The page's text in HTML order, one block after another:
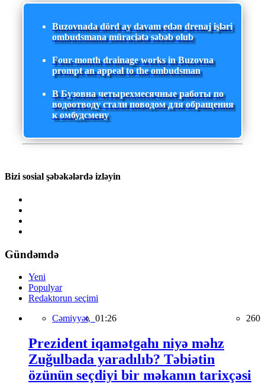
Buzovnada dörd ay davam edən drenaj işləri
ombudsmana müraciətə səbəb olub
Four-month drainage works in Buzovna
prompt an appeal to the ombudsman
В Бузовна четырехмесячные работы по
водоотводу стали поводом для обращения
к омбудсмену
Bizi sosial şəbəkələrdə izləyin
Gündəmdə
Yeni
Populyar
Redaktorun seçimi
Cəmiyyət, 01:26 260
Prezident iqamətgahı niyə məhz
Zuğulbada yaradılıb? Təbiətin
özünün seçdiyi bir məkanın tarixçəsi